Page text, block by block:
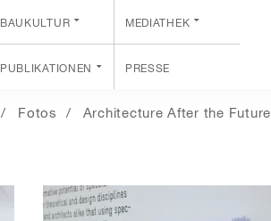
BAUKULTUR MEDIATHEK
PUBLIKATIONEN PRESSE
Fotos Architecture After the Future